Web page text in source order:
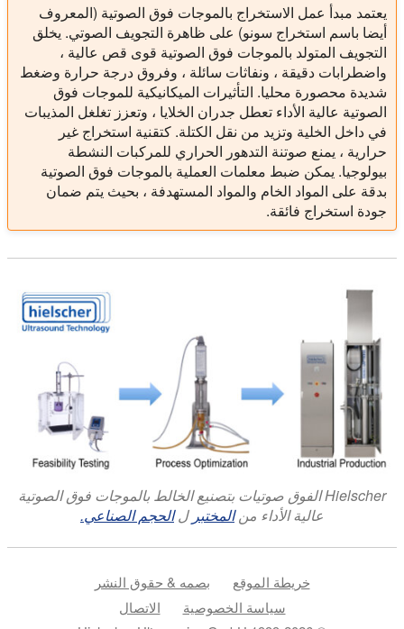
يعتمد مبدأ عمل الاستخراج بالموجات فوق الصوتية (المعروف
أيضا باسم استخراج سونو) على ظاهرة التجويف الصوتي. يخلق
التجويف المتولد بالموجات فوق الصوتية قوى قص عالية ،
واضطرابات دقيقة ، ونفاثات سائلة ، وفروق درجة حرارة وضغط
شديدة محصورة محليا. التأثيرات الميكانيكية للموجات فوق
الصوتية عالية الأداء تعطل جدران الخلايا ، وتعزز تغلغل المذيبات
في داخل الخلية وتزيد من نقل الكتلة. كتقنية استخراج غير
حرارية ، يمنع صوتنة التدهور الحراري للمركبات النشطة
بيولوجيا. يمكن ضبط معلمات العملية بالموجات فوق الصوتية
بدقة على المواد الخام والمواد المستهدفة ، بحيث يتم ضمان
جودة استخراج فائقة.
Hielscher الفوق صوتيات بتصنيع الخالط بالموجات فوق الصوتية
عالية الأداء منالمختبر لالحجم الصناعي.
خريطة الموقع
بصمه & حقوق النشر
سياسة الخصوصية
الاتصال